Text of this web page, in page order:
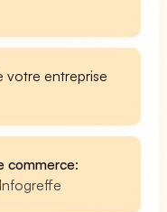
votre entreprise
commerce:
Infogreffe